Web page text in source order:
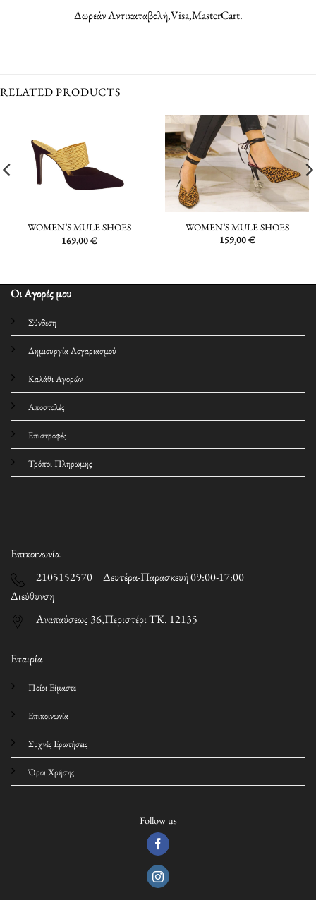
Δωρεάν Αντικαταβολή,Visa,MasterCart.
RELATED PRODUCTS
WOMEN’S MULE SHOES
169,00€
WOMEN’S MULE SHOES
159,00€
Οι Αγορές μου
Σύνδεση
Δημιουργία Λογαριασμού
Καλάθι Αγορών
Αποστολές
Επιστροφές
Τρόποι Πληρωμής
Εταιρία
Ποίοι Είμαστε
Επικοινωνία
Συχνές Ερωτήσεις
Όροι Χρήσης
Follow us
Επικοινωνία
2105152570 Δευτέρα-Παρασκευή 09:00-17:00
Διεύθυνση
Αναπαύσεως 36,Περιστέρι ΤΚ. 12135